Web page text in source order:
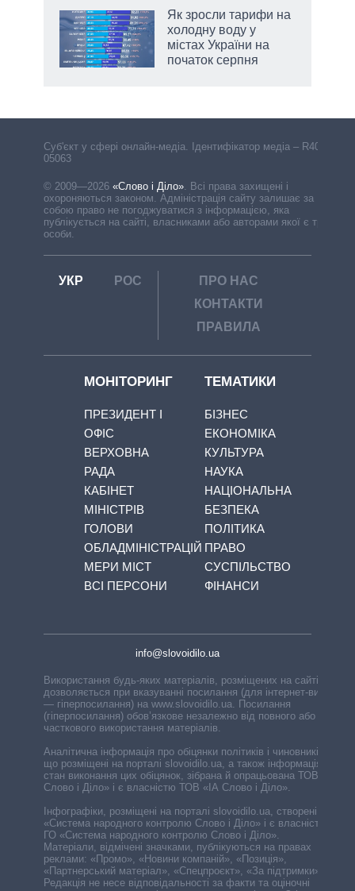
Як зросли тарифи на
холодну воду у
містах України на
початок серпня
Cуб'єкт у сфері онлайн-медіа. Ідентифікатор медіа – R40-
05063
© 2009—2026 «Слово і Діло» Всі права захищені і
охороняються законом. Адміністрація сайту залишає за
собою право не погоджуватися з інформацією, яка
публікується на сайті, власниками або авторами якої є треті
особи.
УКР РОС
ПРО НАС
КОНТАКТИ
ПРАВИЛА
МОНІТОРИНГ
ПРЕЗИДЕНТ І
ОФІС
ВЕРХОВНА
РАДА
КАБІНЕТ
МІНІСТРІВ
ГОЛОВИ
ОБЛАДМІНІСТРАЦІЙ
МЕРИ МІСТ
ВСІ ПЕРСОНИ
ТЕМАТИКИ
БІЗНЕС
ЕКОНОМІКА
КУЛЬТУРА
НАУКА
НАЦІОНАЛЬНА
БЕЗПЕКА
ПОЛІТИКА
ПРАВО
СУСПІЛЬСТВО
ФІНАНСИ
info@slovoidilo.ua
Використання будь-яких матеріалів, розміщених на сайті,
дозволяється при вказуванні посилання (для інтернет-видань
— гіперпосилання) на www.slovoidilo.ua. Посилання
(гіперпосилання) обов’язкове незалежно від повного або
часткового використання матеріалів.
Аналітична інформація про обіцянки політиків і чиновників,
що розміщені на порталі slovoidilo.ua, а також інформація про
стан виконання цих обіцянок, зібрана й опрацьована ТОВ «ІА
Слово і Діло» і є власністю ТОВ «ІА Слово і Діло».
Інфографіки, розміщені на порталі slovoidilo.ua, створені ГО
«Система народного контролю Слово і Діло» і є власністю
ГО «Система народного контролю Слово і Діло».
Матеріали, відмічені значками, публікуються на правах
реклами: «Промо», «Новини компаній», «Позиція»,
«Партнерський матеріал», «Спецпроєкт», «За підтримки».
Редакція не несе відповідальності за факти та оціночні